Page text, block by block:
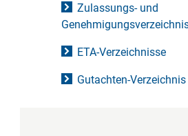
Zulassungs- und
ETA-Verzeichnisse
Gutachten-Verzeichnis